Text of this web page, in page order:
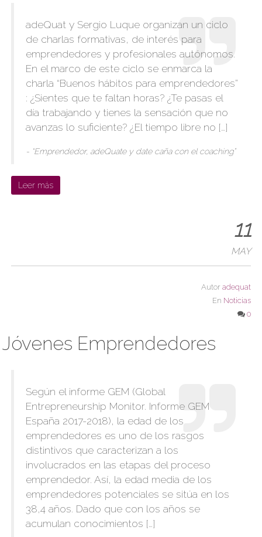
adeQuat y Sergio Luque organizan un ciclo
de charlas formativas, de interés para
emprendedores y profesionales autónomos.
En el marco de este ciclo se enmarca la
charla “Buenos hábitos para emprendedores”
: ¿Sientes que te faltan horas? ¿Te pasas el
día trabajando y tienes la sensación que no
avanzas lo suficiente? ¿El tiempo libre no […]
- “Emprendedor, adeQuate y date caña con el coaching”
Leer más
11
MAY
Autor adequat
En Noticias
0
Jóvenes Emprendedores
Según el informe GEM (Global
Entrepreneurship Monitor. Informe GEM
España 2017-2018), la edad de los
emprendedores es uno de los rasgos
distintivos que caracterizan a los
involucrados en las etapas del proceso
emprendedor. Así, la edad media de los
emprendedores potenciales se sitúa en los
38,4 años. Dado que con los años se
acumulan conocimientos […]